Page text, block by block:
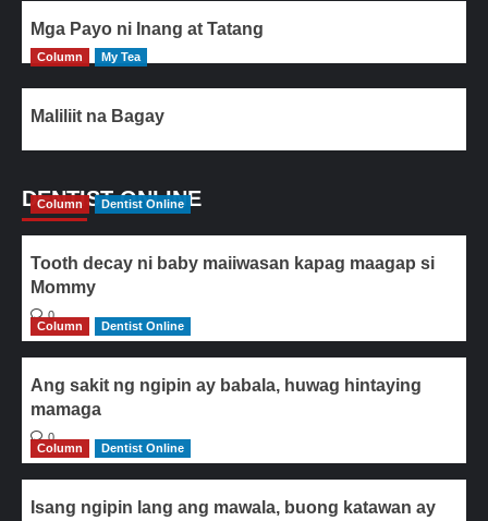
Mga Payo ni Inang at Tatang
Column My Tea
Maliliit na Bagay
DENTIST ONLINE
Column Dentist Online
Tooth decay ni baby maiiwasan kapag maagap si
Mommy
0
Column
Dentist Online
Ang sakit ng ngipin ay babala, huwag hintaying
mamaga
0
Column
Dentist Online
Isang ngipin lang ang mawala, buong katawan ay